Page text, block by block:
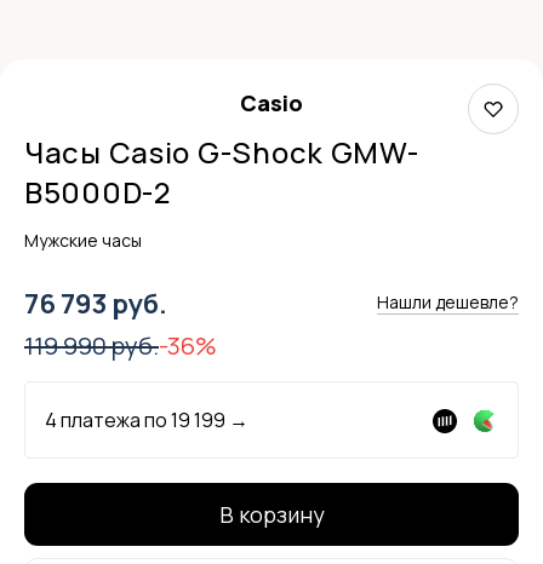
Casio
Часы Casio G-Shock GMW-
B5000D-2
Мужские часы
76 793 руб. Нашли дешевле?
119 990 руб.-36%
4 платежа по19 199 →
В корзину